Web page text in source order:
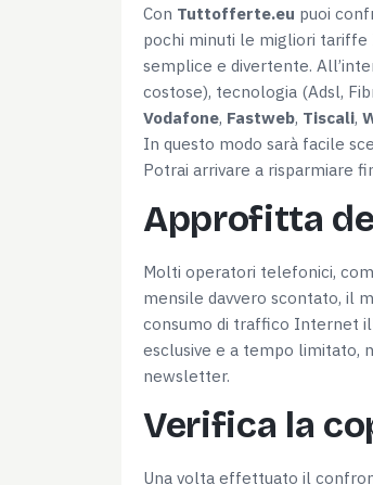
Con Tuttofferte.eu puoi
pochi minuti le migliori tariffe
semplice e divertente.
costose), tecnologia (Adsl,
Vodafone, Fastweb, Tiscali,
In questo modo sarà facile
Potrai arrivare a risparmiare
Approfitta
Molti operatori telefonici,
mensile davvero scontato, il
consumo di traffico Internet
esclusive e a tempo limitato,
newsletter.
Verifica la
Una volta effettuato il